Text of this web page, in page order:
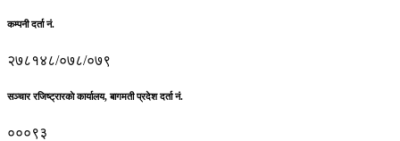
कम्पनी दर्ता नं.
२७८१४८/०७८/०७९
सञ्चार रजिष्ट्रारकाे कार्यालय, बागमती प्रदेश दर्ता नं.
०००९३